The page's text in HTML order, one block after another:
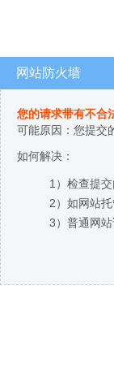
网站防火墙
您的请求带有不合
可能原因：您提交
如何解决：
1）检查提交
2）如网站
3）普通网